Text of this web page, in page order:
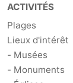
ACTIVITÉS
Plages
Lieux d'intérêt
- Musées
- Monuments